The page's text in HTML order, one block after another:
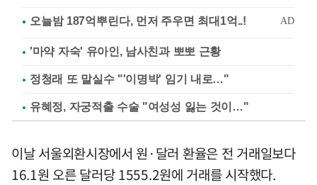
'마약 자숙' 유아인, 남사친과 뽀뽀 근황
정청래 또 말실수 "'이명박' 임기 내로…"
유혜정, 자궁적출 수술 "여성성 잃는 것이…"
이날 서울외환시장에서 원·달러 환율은 전 거래일보다
16.1원 오른 달러당 1555.2원에 거래를 시작했다.